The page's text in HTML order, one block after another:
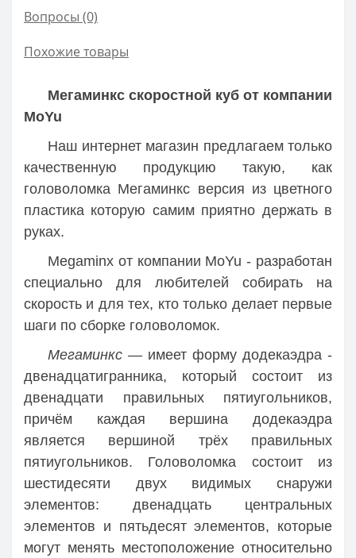
Вопросы (0)
Похожие товары
Мегаминкс скоростной куб от компании
MoYu
Наш интернет магазин предлагаем только
качественную продукцию такую, как
головоломка Мегаминкс версия из цветного
пластика которую самим приятно держать в
руках.
Megaminx от компании MoYu - разработан
специально для любителей собирать на
скорость и для тех, кто только делает первые
шаги по сборке головоломок.
Мегаминкс — имеет форму додекаэдра -
двенадцатигранника, который состоит из
двенадцати правильных пятиугольников,
причём каждая вершина додекаэдра
является вершиной трёх правильных
пятиугольников. Головоломка состоит из
шестидесяти двух видимых снаружи
элементов: двенадцать центральных
элементов и пятьдесят элементов, которые
могут менять местоположение относительно